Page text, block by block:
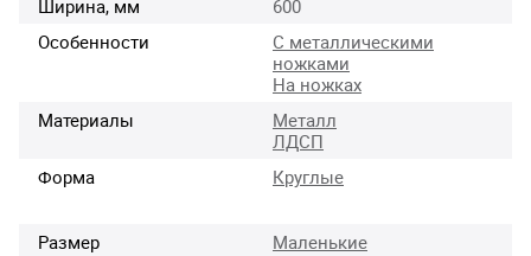
Ширина, мм
600
Особенности
С металлическими
ножками
На ножках
Материалы
Металл
ЛДСП
Форма
Круглые
Размер
Маленькие